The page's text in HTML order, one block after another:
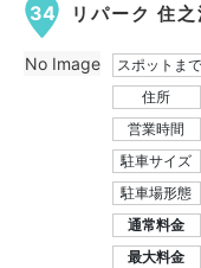
34 リパーク 住
スポットまで
住所
営業時間
駐車サイズ
駐車場形態
通常料金
最大料金
No Image